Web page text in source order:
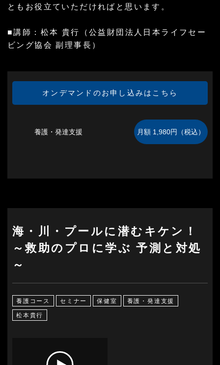
ともお役立ていただければと思います。
■講師：松本 貴行（公益財団法人日本ライフセー
ビング協会 副理事長）
オンデマンドのお申し込みはこちら
養護・発達支援
海・川・プールに潜むキケン！
～救助のプロに学ぶ 予測と対処
～
養護コース セミナー 保健室 養護・発達支援
松本貴行